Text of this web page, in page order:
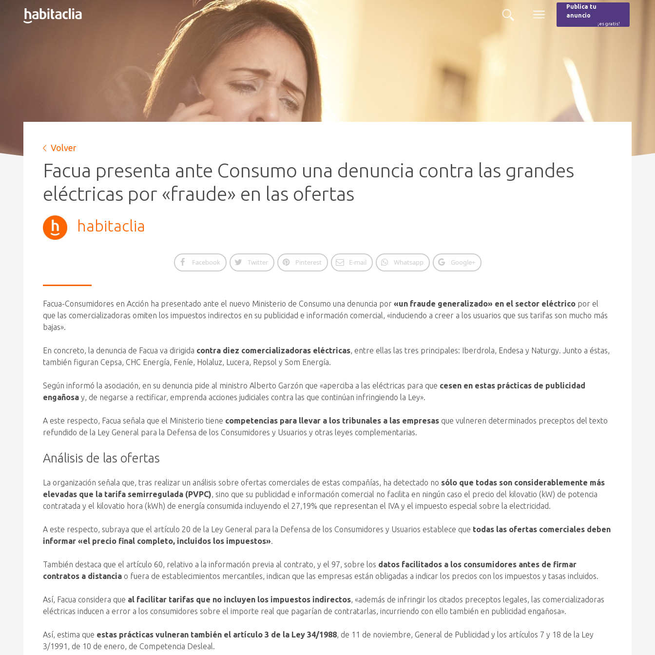
Buscar
Menú
Publica tu
anuncio
¡es gratis!
Volver
Facua presenta ante Consumo una denuncia contra las grandes
eléctricas por «fraude» en las ofertas
habitaclia
Facebook Twitter Pinterest E-mail Whatsapp Google+
Facua-Consumidores en Acción ha presentado ante el nuevo Ministerio de Consumo una denuncia por «un fraude generalizado» en el sector eléctrico por el
que las comercializadoras omiten los impuestos indirectos en su publicidad e información comercial, «induciendo a creer a los usuarios que sus tarifas son mucho más
bajas».
En concreto, la denuncia de Facua va dirigida contra diez comercializadoras eléctricas, entre ellas las tres principales: Iberdrola, Endesa y Naturgy. Junto a éstas,
también figuran Cepsa, CHC Energía, Feníe, Holaluz, Lucera, Repsol y Som Energía.
Según informó la asociación, en su denuncia pide al ministro Alberto Garzón que «aperciba a las eléctricas para que cesen en estas prácticas de publicidad
engañosa y, de negarse a rectificar, emprenda acciones judiciales contra las que continúan infringiendo la Ley».
A este respecto, Facua señala que el Ministerio tiene competencias para llevar a los tribunales a las empresas que vulneren determinados preceptos del texto
refundido de la Ley General para la Defensa de los Consumidores y Usuarios y otras leyes complementarias.
Análisis de las ofertas
La organización señala que, tras realizar un análisis sobre ofertas comerciales de estas compañías, ha detectado no sólo que todas son considerablemente más
elevadas que la tarifa semirregulada (PVPC), sino que su publicidad e información comercial no facilita en ningún caso el precio del kilovatio (kW) de potencia
contratada y el kilovatio hora (kWh) de energía consumida incluyendo el 27,19% que representan el IVA y el impuesto especial sobre la electricidad.
A este respecto, subraya que el artículo 20 de la Ley General para la Defensa de los Consumidores y Usuarios establece que todas las ofertas comerciales deben
informar «el precio final completo, incluidos los impuestos».
También destaca que el artículo 60, relativo a la información previa al contrato, y el 97, sobre los datos facilitados a los consumidores antes de firmar
contratos a distancia o fuera de establecimientos mercantiles, indican que las empresas están obligadas a indicar los precios con los impuestos y tasas incluidos.
Así, Facua considera que al facilitar tarifas que no incluyen los impuestos indirectos, «además de infringir los citados preceptos legales, las comercializadoras
eléctricas inducen a error a los consumidores sobre el importe real que pagarían de contratarlas, incurriendo con ello también en publicidad engañosa».
Así, estima que estas prácticas vulneran también el artículo 3 de la Ley 34/1988, de 11 de noviembre, General de Publicidad y los artículos 7 y 18 de la Ley
3/1991, de 10 de enero, de Competencia Desleal.